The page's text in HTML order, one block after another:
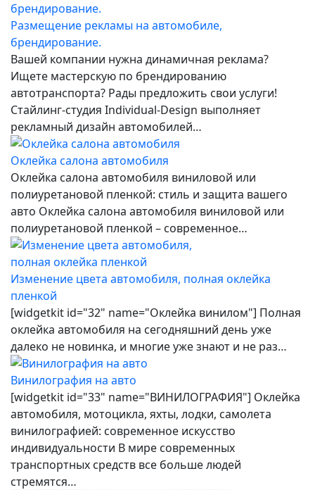
Размещение рекламы на автомобиле,
брендирование.
Вашей компании нужна динамичная реклама?
Ищете мастерскую по брендированию
автотранспорта? Рады предложить свои услуги!
Стайлинг-студия Individual-Design выполняет
рекламный дизайн автомобилей…
Оклейка салона автомобиля
Оклейка салона автомобиля виниловой или
полиуретановой пленкой: стиль и защита вашего
авто Оклейка салона автомобиля виниловой или
полиуретановой пленкой – современное…
Изменение цвета автомобиля, полная оклейка
пленкой
[widgetkit id="32" name="Оклейка винилом"] Полная
оклейка автомобиля на сегодняшний день уже
далеко не новинка, и многие уже знают и не раз…
Винилография на авто
[widgetkit id="33" name="ВИНИЛОГРАФИЯ"] Оклейка
автомобиля, мотоцикла, яхты, лодки, самолета
винилографией: современное искусство
индивидуальности В мире современных
транспортных средств все больше людей
стремятся…